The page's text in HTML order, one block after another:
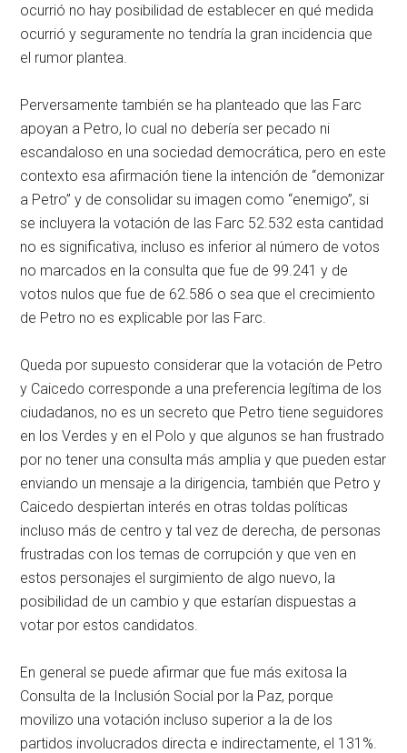
ocurrió no hay posibilidad de establecer en qué medida
ocurrió y seguramente no tendría la gran incidencia que
el rumor plantea.
Perversamente también se ha planteado que las Farc
apoyan a Petro, lo cual no debería ser pecado ni
escandaloso en una sociedad democrática, pero en este
contexto esa afirmación tiene la intención de “demonizar
a Petro” y de consolidar su imagen como “enemigo”, si
se incluyera la votación de las Farc 52.532 esta cantidad
no es significativa, incluso es inferior al número de votos
no marcados en la consulta que fue de 99.241 y de
votos nulos que fue de 62.586 o sea que el crecimiento
de Petro no es explicable por las Farc.
Queda por supuesto considerar que la votación de Petro
y Caicedo corresponde a una preferencia legítima de los
ciudadanos, no es un secreto que Petro tiene seguidores
en los Verdes y en el Polo y que algunos se han frustrado
por no tener una consulta más amplia y que pueden estar
enviando un mensaje a la dirigencia, también que Petro y
Caicedo despiertan interés en otras toldas políticas
incluso más de centro y tal vez de derecha, de personas
frustradas con los temas de corrupción y que ven en
estos personajes el surgimiento de algo nuevo, la
posibilidad de un cambio y que estarían dispuestas a
votar por estos candidatos.
En general se puede afirmar que fue más exitosa la
Consulta de la Inclusión Social por la Paz, porque
movilizo una votación incluso superior a la de los
partidos involucrados directa e indirectamente, el 131%.